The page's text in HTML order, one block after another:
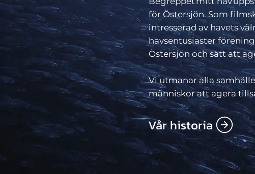
för Östersjön. Som
intresserad av havets
havsentusiaster
Östersjön och sätt att
Vi utmanar alla
människor att agera
Vår historia